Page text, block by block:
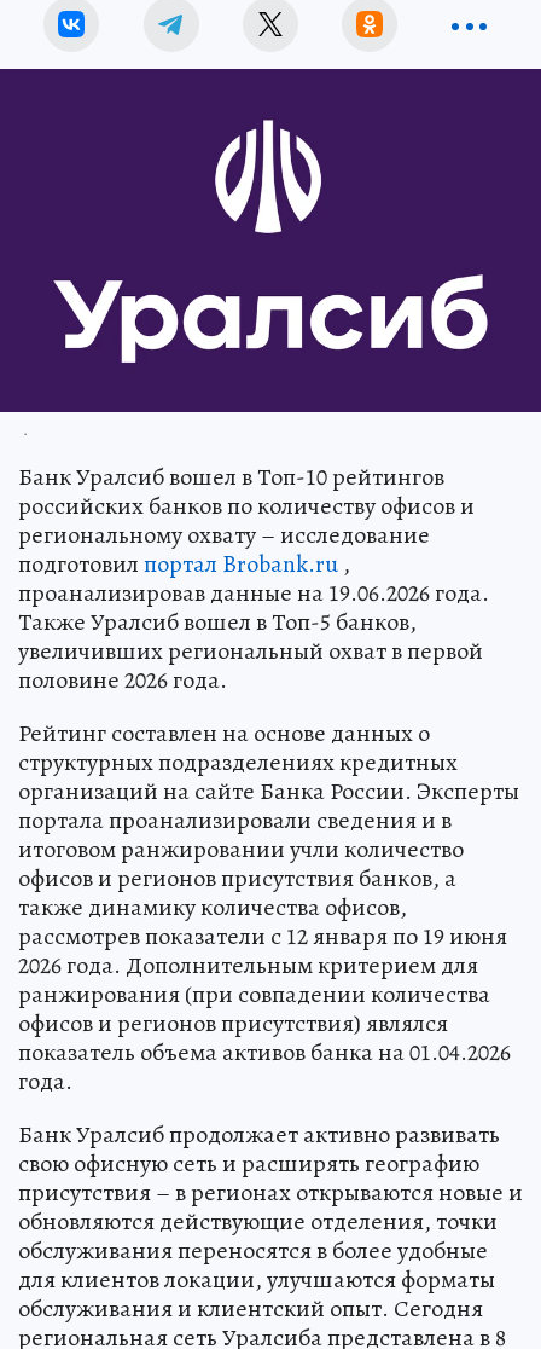
.
Банк Уралсиб вошел в Топ-10 рейтингов
российских банков по количеству офисов и
региональному охвату – исследование
подготовилпортал Brobank.ru ,
проанализировав данные на 19.06.2026 года.
Также Уралсиб вошел в Топ-5 банков,
увеличивших региональный охват в первой
половине 2026 года.
Рейтинг составлен на основе данных о
структурных подразделениях кредитных
организаций на сайте Банка России. Эксперты
портала проанализировали сведения и в
итоговом ранжировании учли количество
офисов и регионов присутствия банков, а
также динамику количества офисов,
рассмотрев показатели с 12 января по 19 июня
2026 года. Дополнительным критерием для
ранжирования (при совпадении количества
офисов и регионов присутствия) являлся
показатель объема активов банка на 01.04.2026
года.
Банк Уралсиб продолжает активно развивать
свою офисную сеть и расширять географию
присутствия – в регионах открываются новые и
обновляются действующие отделения, точки
обслуживания переносятся в более удобные
для клиентов локации, улучшаются форматы
обслуживания и клиентский опыт. Сегодня
региональная сеть Уралсиба представлена в 8